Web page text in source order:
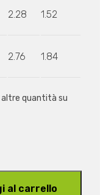
2.28 1.52
2.76 1.84
altre quantità su
al carrello